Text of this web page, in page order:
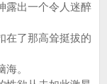
出一个令人迷醉
在了那高耸挺拔的
。